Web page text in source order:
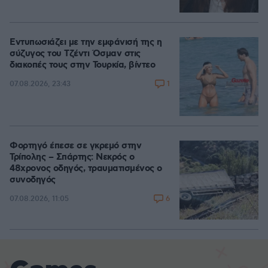
Εντυπωσιάζει με την εμφάνισή της η
σύζυγος του Τζέντι Όσμαν στις
διακοπές τους στην Τουρκία, βίντεο
07.08.2026, 23:43 1
Φορτηγό έπεσε σε γκρεμό στην
Τρίπολης – Σπάρτης: Νεκρός ο
48χρονος οδηγός, τραυματισμένος ο
συνοδηγός
07.08.2026, 11:05 6